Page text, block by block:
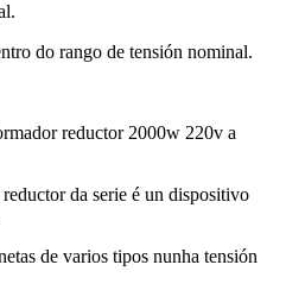
do rango de tensión nominal.
reductor 2000w 220v a
da serie é un dispositivo
de varios tipos nunha tensión